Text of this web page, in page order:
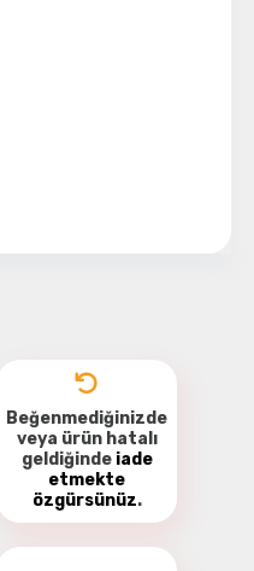
Beğenmediğinizde
veya ürün hatalı
geldiğinde iade
etmekte
özgürsünüz.